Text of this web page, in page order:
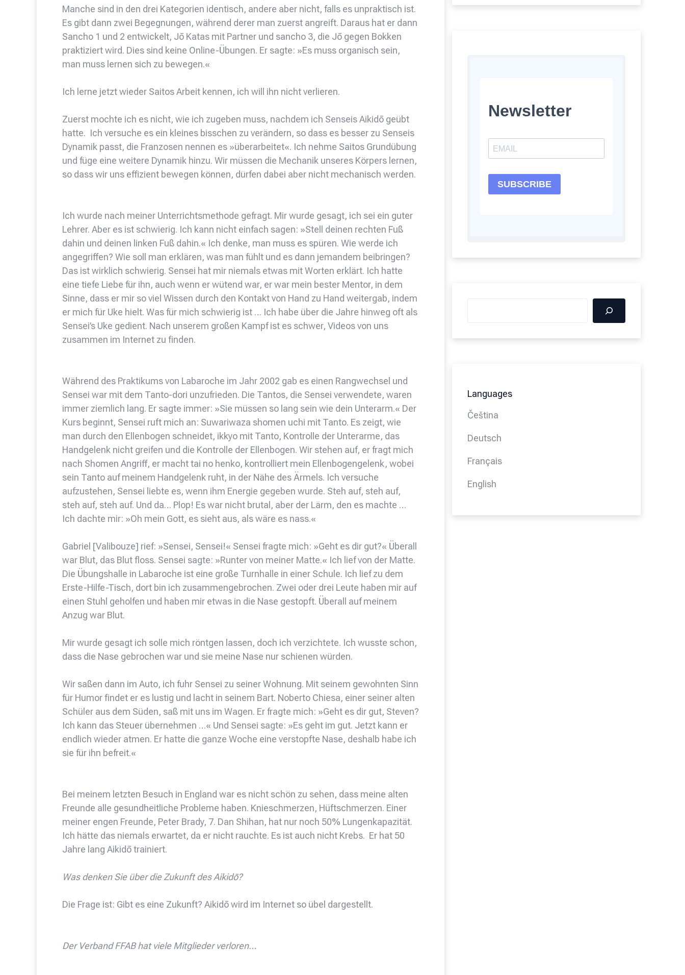
Manche sind in den drei Kategorien identisch, andere aber nicht, falls es unpraktisch ist.
Es gibt dann zwei Begegnungen, während derer man zuerst angreift. Daraus hat er dann
Sancho 1 und 2 entwickelt, Jō Katas mit Partner und sancho 3, die Jō gegen Bokken
praktiziert wird. Dies sind keine Online-Übungen. Er sagte: »Es muss organisch sein,
man muss lernen sich zu bewegen.«
Ich lerne jetzt wieder Saitos Arbeit kennen, ich will ihn nicht verlieren.
Zuerst mochte ich es nicht, wie ich zugeben muss, nachdem ich Senseis Aikidō geübt
hatte. Ich versuche es ein kleines bisschen zu verändern, so dass es besser zu Senseis
Dynamik passt, die Franzosen nennen es »überarbeitet«. Ich nehme Saitos Grundübung
und füge eine weitere Dynamik hinzu. Wir müssen die Mechanik unseres Körpers lernen,
so dass wir uns effizient bewegen können, dürfen dabei aber nicht mechanisch werden.
Ich wurde nach meiner Unterrichtsmethode gefragt. Mir wurde gesagt, ich sei ein guter
Lehrer. Aber es ist schwierig. Ich kann nicht einfach sagen: »Stell deinen rechten Fuß
dahin und deinen linken Fuß dahin.« Ich denke, man muss es spüren. Wie werde ich
angegriffen? Wie soll man erklären, was man fühlt und es dann jemandem beibringen?
Das ist wirklich schwierig. Sensei hat mir niemals etwas mit Worten erklärt. Ich hatte
eine tiefe Liebe für ihn, auch wenn er wütend war, er war mein bester Mentor, in dem
Sinne, dass er mir so viel Wissen durch den Kontakt von Hand zu Hand weitergab, indem
er mich für Uke hielt. Was für mich schwierig ist … Ich habe über die Jahre hinweg oft als
Sensei’s Uke gedient. Nach unserem großen Kampf ist es schwer, Videos von uns
zusammen im Internet zu finden.
Während des Praktikums von Labaroche im Jahr 2002 gab es einen Rangwechsel und
Sensei war mit dem Tanto-dori unzufrieden. Die Tantos, die Sensei verwendete, waren
immer ziemlich lang. Er sagte immer: »Sie müssen so lang sein wie dein Unterarm.« Der
Kurs beginnt, Sensei ruft mich an: Suwariwaza shomen uchi mit Tanto. Es zeigt, wie
man durch den Ellenbogen schneidet, ikkyo mit Tanto, Kontrolle der Unterarme, das
Handgelenk nicht greifen und die Kontrolle der Ellenbogen. Wir stehen auf, er fragt mich
nach Shomen Angriff, er macht tai no henko, kontrolliert mein Ellenbogengelenk, wobei
sein Tanto auf meinem Handgelenk ruht, in der Nähe des Ärmels. Ich versuche
aufzustehen, Sensei liebte es, wenn ihm Energie gegeben wurde. Steh auf, steh auf,
steh auf, steh auf. Und da… Plop! Es war nicht brutal, aber der Lärm, den es machte …
Ich dachte mir: »Oh mein Gott, es sieht aus, als wäre es nass.«
Gabriel [Valibouze] rief: »Sensei, Sensei!« Sensei fragte mich: »Geht es dir gut?« Überall
war Blut, das Blut floss. Sensei sagte: »Runter von meiner Matte.« Ich lief von der Matte.
Die Übungshalle in Labaroche ist eine große Turnhalle in einer Schule. Ich lief zu dem
Erste-Hilfe-Tisch, dort bin ich zusammengebrochen. Zwei oder drei Leute haben mir auf
einen Stuhl geholfen und haben mir etwas in die Nase gestopft. Überall auf meinem
Anzug war Blut.
Mir wurde gesagt ich solle mich röntgen lassen, doch ich verzichtete. Ich wusste schon,
dass die Nase gebrochen war und sie meine Nase nur schienen würden.
Wir saßen dann im Auto, ich fuhr Sensei zu seiner Wohnung. Mit seinem gewohnten Sinn
für Humor findet er es lustig und lacht in seinem Bart. Noberto Chiesa, einer seiner alten
Schüler aus dem Süden, saß mit uns im Wagen. Er fragte mich: »Geht es dir gut, Steven?
Ich kann das Steuer übernehmen …« Und Sensei sagte: »Es geht im gut. Jetzt kann er
endlich wieder atmen. Er hatte die ganze Woche eine verstopfte Nase, deshalb habe ich
sie für ihn befreit.«
Bei meinem letzten Besuch in England war es nicht schön zu sehen, dass meine alten
Freunde alle gesundheitliche Probleme haben. Knieschmerzen, Hüftschmerzen. Einer
meiner engen Freunde, Peter Brady, 7. Dan Shihan, hat nur noch 50% Lungenkapazität.
Ich hätte das niemals erwartet, da er nicht rauchte. Es ist auch nicht Krebs. Er hat 50
Jahre lang Aikidō trainiert.
Was denken Sie über die Zukunft des Aikidō?
Die Frage ist: Gibt es eine Zukunft? Aikidō wird im Internet so übel dargestellt.
Der Verband FFAB hat viele Mitglieder verloren…
Languages
Čeština
Deutsch
Français
English